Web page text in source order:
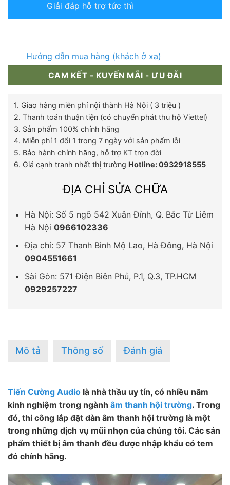
Giải đáp hỗ trợ tức thì
Hướng dẫn mua hàng (khách ở xa)
CAM KẾT - KUYẾN MÃI - ƯU ĐÃI
1. Giao hàng miễn phí nội thành Hà Nội ( 3 triệu )
2. Thanh toán thuận tiện (có chuyển phát thu hộ Viettel)
3. Sản phẩm 100% chính hãng
4. Miễn phí 1 đổi 1 trong 7 ngày với sản phẩm lỗi
5. Bảo hành chính hãng, hỗ trợ KT trọn đời
6. Giá cạnh tranh nhất thị trường Hotline: 0932918555
ĐỊA CHỈ SỬA CHỮA
Hà Nội: Số 5 ngõ 542 Xuân Đỉnh, Q. Bắc Từ Liêm
Hà Nội 0966102336
Địa chỉ: 57 Thanh Bình Mộ Lao, Hà Đông, Hà Nội
0904551661
Sài Gòn: 571 Điện Biên Phủ, P.1, Q.3, TP.HCM
0929257227
Mô tả Thông số Đánh giá
Tiến Cường Audio là nhà thầu uy tín, có nhiều năm
kinh nghiệm trong ngành âm thanh hội trường. Trong
đó, thi công lắp đặt dàn âm thanh hội trường là một
trong những dịch vụ mũi nhọn của chúng tôi. Các sản
phẩm thiết bị âm thanh đều được nhập khẩu có tem
đỏ chính hãng.